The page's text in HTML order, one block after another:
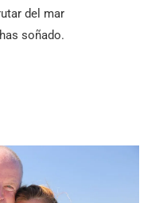
del mar
soñado.